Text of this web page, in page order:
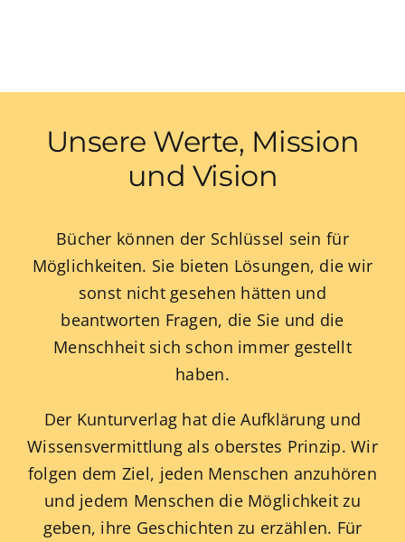
Unsere Werte, Mission
und Vision
Bücher können der Schlüssel sein für
Möglichkeiten. Sie bieten Lösungen, die wir
sonst nicht gesehen hätten und
beantworten Fragen, die Sie und die
Menschheit sich schon immer gestellt
haben.
Der Kunturverlag hat die Aufklärung und
Wissensvermittlung als oberstes Prinzip. Wir
folgen dem Ziel, jeden Menschen anzuhören
und jedem Menschen die Möglichkeit zu
geben, ihre Geschichten zu erzählen. Für